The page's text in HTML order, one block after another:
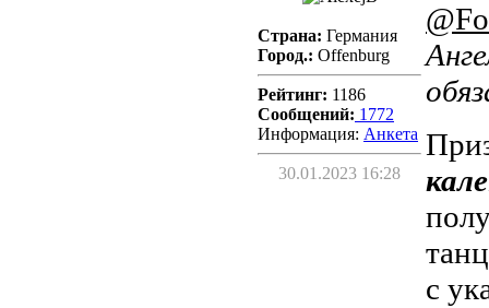
Страна: Германия
Город.: Offenburg
Рейтинг: 1186
Сообщений: 1772
Информация: Aнкета
30.01.2023 16:28
с